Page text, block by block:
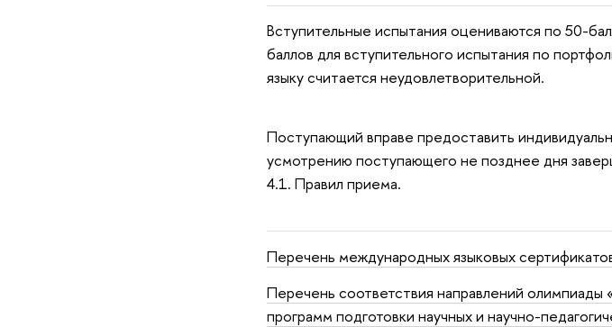
Вступительные испытания оцениваются по 50-
баллов для вступительного испытания по
языку считается неудовлетворительной.
Поступающий вправе предоставить
усмотрению поступающего не позднее дня
4.1. Правил приема.
Перечень международных языковых
Перечень соответствия направлений
программ подготовки научных и научно-